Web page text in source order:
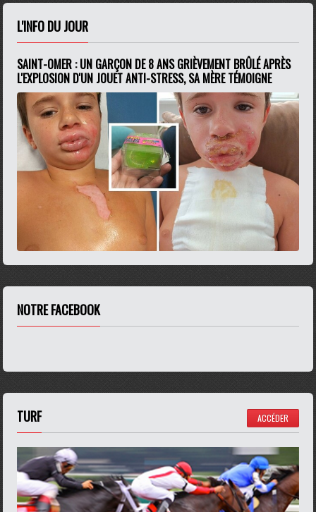
L'INFO DU JOUR
SAINT-OMER : UN GARÇON DE 8 ANS GRIÈVEMENT BRÛLÉ APRÈS
L'EXPLOSION D'UN JOUET ANTI-STRESS, SA MÈRE TÉMOIGNE
NOTRE FACEBOOK
TURF ACCÉDER